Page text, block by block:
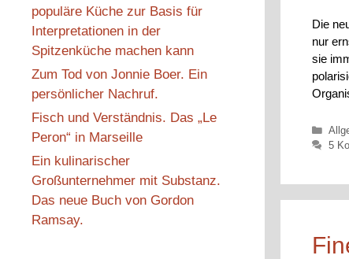
Die
nur
sie
5
populäre Küche zur Basis für
Interpretationen in der
Spitzenküche machen kann
Zum Tod von Jonnie Boer. Ein
persönlicher Nachruf.
Fisch und Verständnis. Das „Le
Peron“ in Marseille
Ein kulinarischer
Großunternehmer mit Substanz.
Das neue Buch von Gordon
Ramsay.